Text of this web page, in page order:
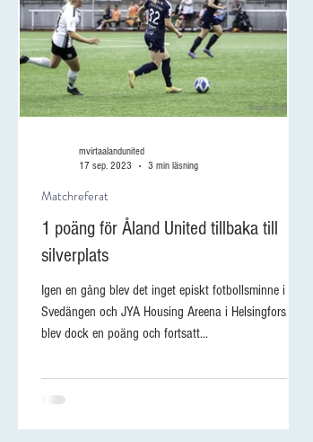
1 poäng för Åland United tillbaka till
silverplats
Igen en gång blev det inget episkt fotbollsminne i
Svedängen och JYA Housing Areena i Helsingfors. Det
blev dock en poäng och fortsatt...
Matchreferat
mvirtaalandunited
17 sep. 2023
3 min läsning